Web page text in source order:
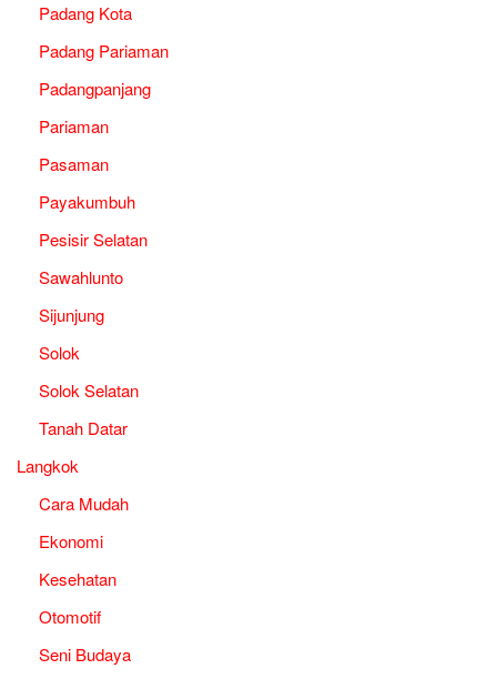
Padang Kota
Padang Pariaman
Padangpanjang
Pariaman
Pasaman
Payakumbuh
Pesisir Selatan
Sawahlunto
Sijunjung
Solok
Solok Selatan
Tanah Datar
Langkok
Cara Mudah
Ekonomi
Kesehatan
Otomotif
Seni Budaya